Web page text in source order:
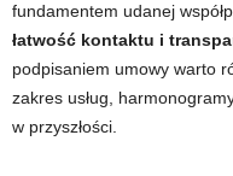
fundamentem udanej
łatwość kontaktu i
podpisaniem umowy warto
zakres usług,
w przyszłości.